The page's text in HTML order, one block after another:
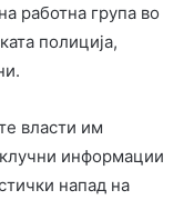
работна група во
полиција,
власти им
информации
напад на